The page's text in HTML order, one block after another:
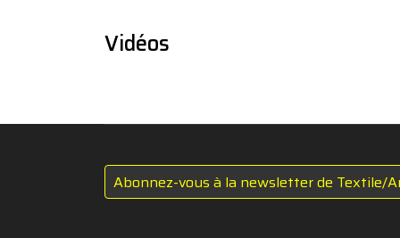
Vidéos
Abonnez-vous à la newsletter de Textile/